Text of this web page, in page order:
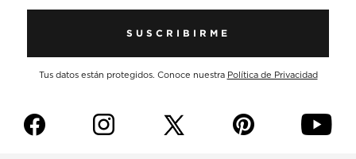
SUSCRIBIRME
Tus datos están protegidos. Conoce nuestra Política de Privacidad
f i p y